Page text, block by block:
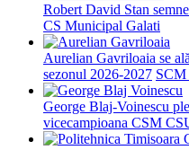
Robert David Stan
CS Municipal Galati
Aurelian Gavriloaia se
sezonul 2026-2027 SCM
George Blaj-Voinescu
vicecampioana CSM